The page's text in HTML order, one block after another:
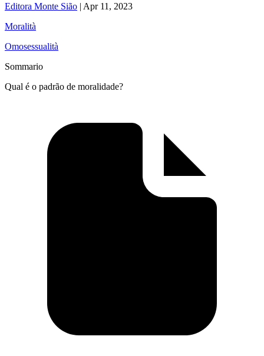
Editora Monte Sião | Apr 11, 2023
Moralità
Omosessualità
Sommario
Qual é o padrão de moralidade?